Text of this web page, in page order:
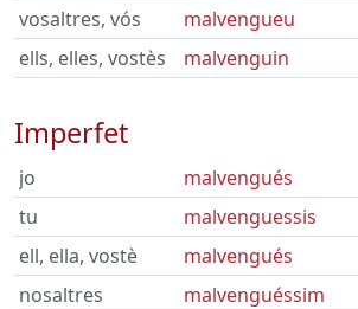
vosaltres, vós
malvengueu
ells, elles, vostès
malvenguin
Imperfet
jo
malvengués
tu
malvenguessis
ell, ella, vostè
malvengués
nosaltres
malvenguéssim